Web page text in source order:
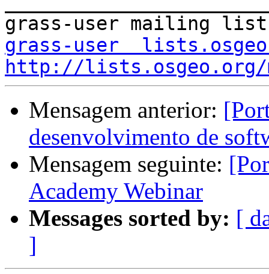
grass-user
http://lists.osgeo.org/
Mensagem anterior:
desenvolvimento de
Mensagem seguinte:
Academy Webinar
Messages sorted by: [
]